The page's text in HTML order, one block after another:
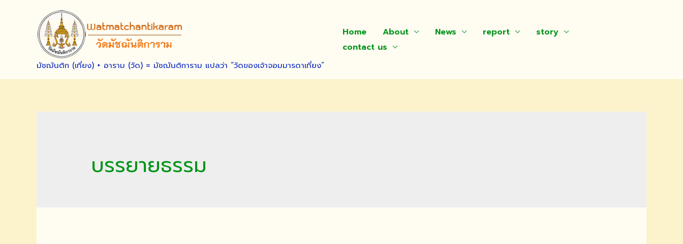
มัชฌันติก (เที่ยง) + อาราม (วัด) = มัชฌันติการาม แปลว่า “วัดของเจ้าจอมมารดาเที่ยง”
Home About News report
story
contact us
บรรยายธรรม